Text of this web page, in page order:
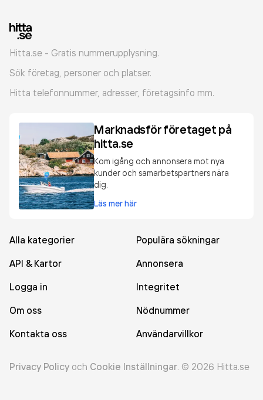
Hitta.se - Gratis nummerupplysning.
Sök företag, personer och platser.
Hitta telefonnummer, adresser, företagsinfo mm.
Marknadsför företaget på
hitta.se
Kom igång och annonsera mot nya
kunder och samarbetspartners nära
dig.
Läs mer här
Alla kategorier
Populära sökningar
API & Kartor
Annonsera
Logga in
Integritet
Om oss
Nödnummer
Kontakta oss
Användarvillkor
Privacy Policy och Cookie Inställningar. © 2026 Hitta.se